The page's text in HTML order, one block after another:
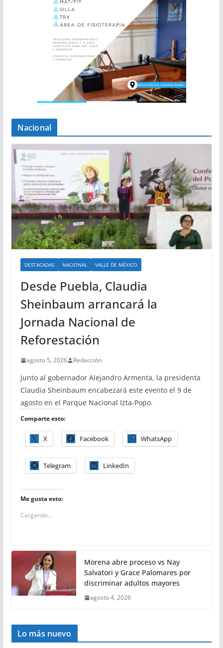
Nacional
DESTACADAS NACIONAL VALLE DE MÉXICO
Desde Puebla, Claudia
Sheinbaum arrancará la
Jornada Nacional de
Reforestación
agosto 5, 2026 Redacción
Junto al gobernador Alejandro Armenta, la presidenta
Claudia Sheinbaum encabezará este evento el 9 de
agosto en el Parque Nacional Izta-Popo.
Comparte esto:
X Facebook WhatsApp
Telegram LinkedIn
Me gusta esto:
Cargando...
Morena abre proceso vs Nay
Salvatori y Grace Palomares por
discriminar adultos mayores
agosto 4, 2026
Lo más nuevo